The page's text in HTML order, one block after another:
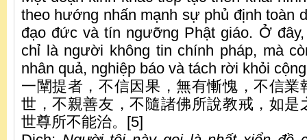
theo hướng nhấn mạnh sự phủ định toàn
đạo đức và tín ngưỡng Phật giáo. Ở
chỉ là người không tin chính pháp, mà
nhân quả, nghiệp báo và tách rời khỏi
一闡提者，不信因果，無有慚愧，不信業
世，不親善友，不隨諸佛所說教戒，如是
世尊所不能治。[5]